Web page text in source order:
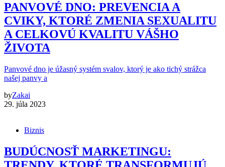
PANVOVÉ DNO: PREVENCIA A
CVIKY, KTORÉ ZMENIA SEXUALITU
A CELKOVÚ KVALITU VÁŠHO
ŽIVOTA
Panvové dno je úžasný systém svalov, ktorý je ako tichý strážca
našej panvy a
byZakai
29. júla 2023
Biznis
BUDÚCNOSŤ MARKETINGU: